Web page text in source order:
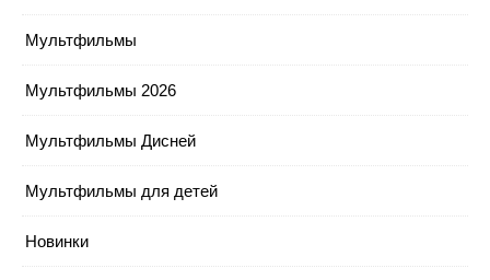
Мультфильмы
Мультфильмы 2026
Мультфильмы Дисней
Мультфильмы для детей
Новинки